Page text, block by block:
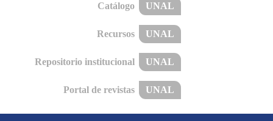
Catálogo UNAL
Recursos UNAL
Repositorio institucional UNAL
Portal de revistas UNAL